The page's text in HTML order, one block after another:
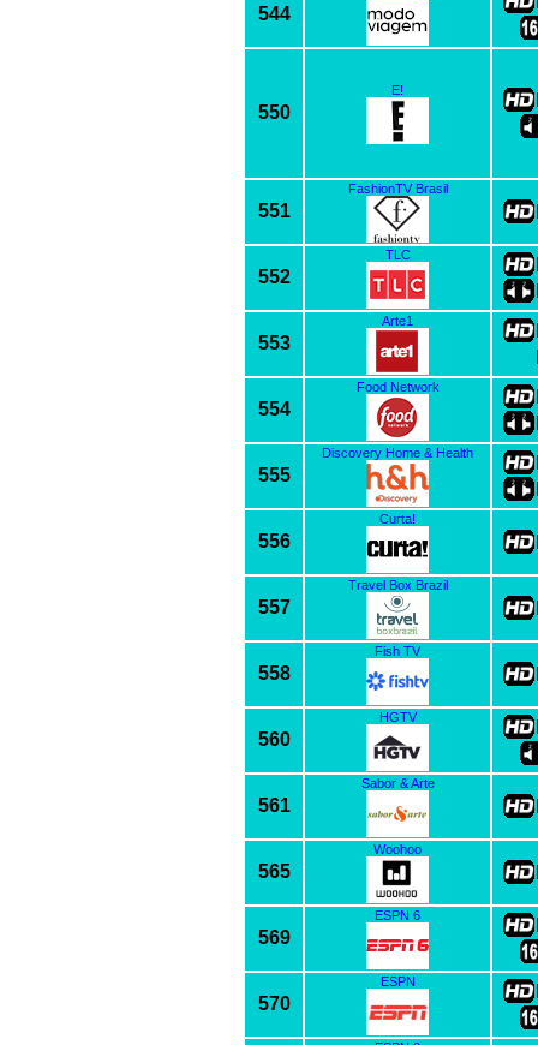
544
550
E!
551
FashionTV Brasil
552
TLC
553
Arte1
554
Food Network
555
Discovery Home & Health
556
Curta!
557
Travel Box Brazil
558
Fish TV
560
HGTV
561
Sabor & Arte
565
Woohoo
569
ESPN 6
570
ESPN